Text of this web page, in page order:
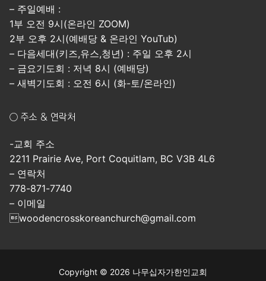
– 주일예배 :
1부 오전 9시(온라인 ZOOM)
2부 오후 2시(예배당 & 온라인 YouTub)
– 다음세대(키즈,유스,청년) : 주일 오후 2시
– 금요기도회 : 저녁 8시 (예배당)
– 새벽기도회 : 오전 6시 (화-토/온라인)
○ 주소 & 연락처
-교회 주소
2211 Prairie Ave, Port Coquitlam, BC V3B 4L6
– 연락처
778-871-7740
– 이메일
woodencrosskoreanchurch@gmail.com
Copyright © 2026 나무십자가한인교회